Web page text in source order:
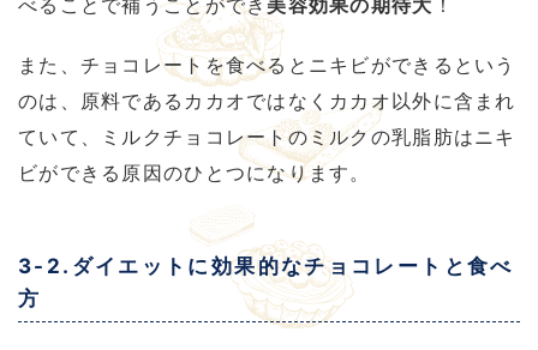
また、チョコレートを食べるとニキビができるという
のは、原料であるカカオではなくカカオ以外に含まれ
ていて、ミルクチョコレートのミルクの乳脂肪はニキ
ビができる原因のひとつになります。
3-2.ダイエットに効果的なチョコレートと食べ
方